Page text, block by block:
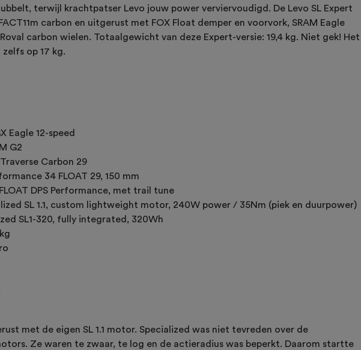
terwijl krachtpatser Levo jouw power verviervoudigd. De Levo SL Expert
carbon en uitgerust met FOX Float demper en voorvork, SRAM Eagle
carbon wielen. Totaalgewicht van deze Expert-versie: 19,4 kg. Niet gek! Het
op 17 kg.
Eagle 12-speed
G2
Carbon 29
34 FLOAT 29, 150 mm
DPS Performance, met trail tune
SL 1.1, custom lightweight motor, 240W power / 35Nm (piek en duurpower)
SL1-320, fully integrated, 320Wh
met de eigen SL 1.1 motor. Specialized was niet tevreden over de
Ze waren te zwaar, te log en de actieradius was beperkt. Daarom startte